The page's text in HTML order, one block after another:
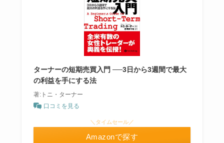
ターナーの短期売買入門 ──3日から3週間で最大
の利益を手にする法
著:トニ・ターナー
口コミを見る
＼タイムセール／
Amazonで探す